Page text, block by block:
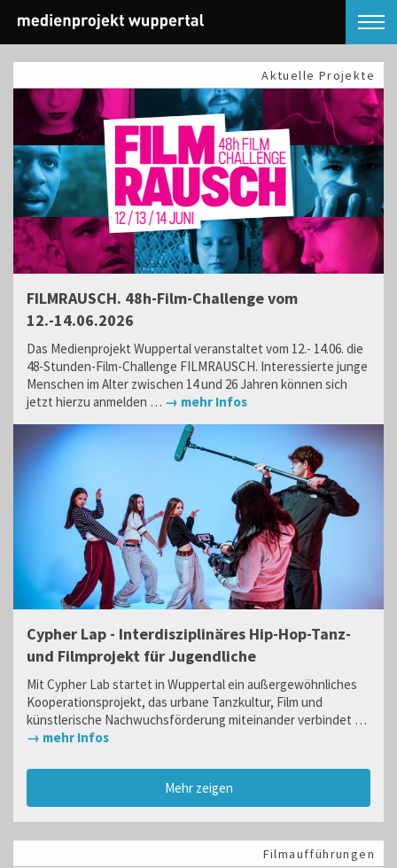
Aktuelle Projekte
FILMRAUSCH. 48h-Film-Challenge vom
12.-14.06.2026
Das Medienprojekt Wuppertal veranstaltet vom 12.- 14.06. die
48-Stunden-Film-Challenge FILMRAUSCH. Interessierte junge
Menschen im Alter zwischen 14 und 26 Jahren können sich
jetzt hierzu anmelden … → mehr Infos
Cypher Lap - Interdisziplinäres Hip-Hop-Tanz-
und Filmprojekt für Jugendliche
Mit Cypher Lab startet in Wuppertal ein außergewöhnliches
Kooperationsprojekt, das urbane Tanzkultur, Film und
künstlerische Nachwuchsförderung miteinander verbindet …
→ mehr Infos
Mehr zeigen
Filmaufführungen